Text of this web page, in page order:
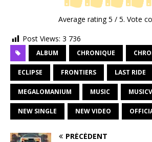
Average rating5 / 5. Vote
Post Views: 3 736
ALBUM CHRONIQUE
ECLIPSE FRONTIERS LAST RIDE
MEGALOMANIUM MUSIC
NEW SINGLE NEW VIDEO
PRÉCÉDENT